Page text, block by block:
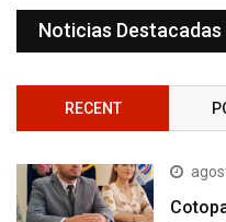
Noticias Destacadas
RECENT